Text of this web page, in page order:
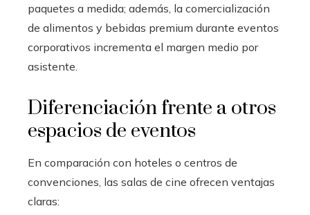
paquetes a medida; además, la comercialización
de alimentos y bebidas premium durante eventos
corporativos incrementa el margen medio por
asistente.
Diferenciación frente a otros
espacios de eventos
En comparación con hoteles o centros de
convenciones, las salas de cine ofrecen ventajas
claras: